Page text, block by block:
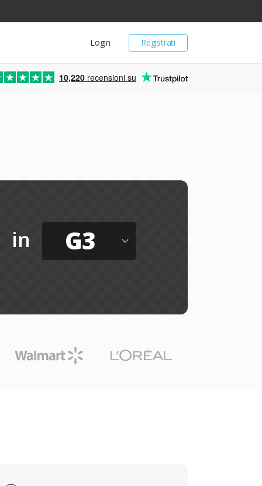
Registrati
Login
10,220 recensioni su
in G3